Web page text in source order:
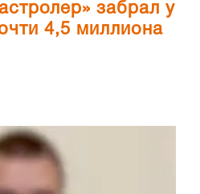
забрал у
4,5 миллиона